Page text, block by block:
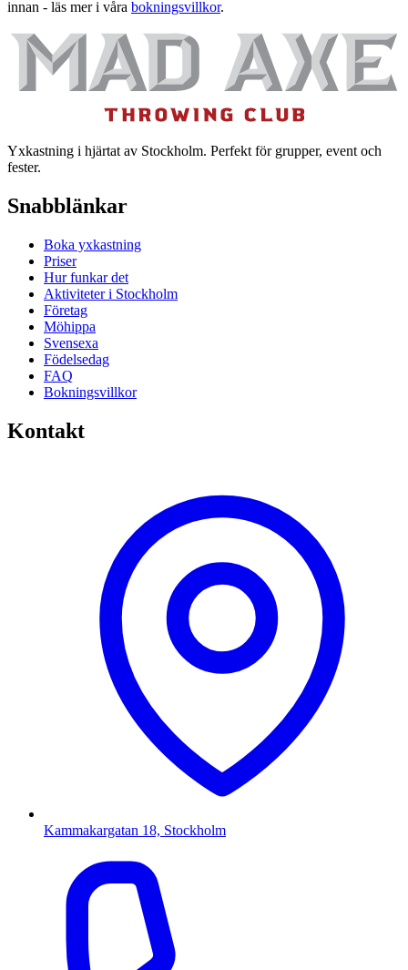
innan - läs mer i våra bokningsvillkor.
Yxkastning i hjärtat av Stockholm. Perfekt för grupper, event och
fester.
Snabblänkar
Boka yxkastning
Priser
Hur funkar det
Aktiviteter i Stockholm
Företag
Möhippa
Svensexa
Födelsedag
FAQ
Bokningsvillkor
Kontakt
Kammakargatan 18, Stockholm